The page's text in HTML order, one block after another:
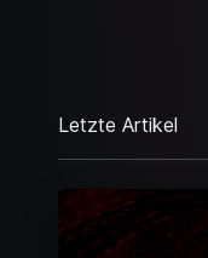
Letzte Artikel